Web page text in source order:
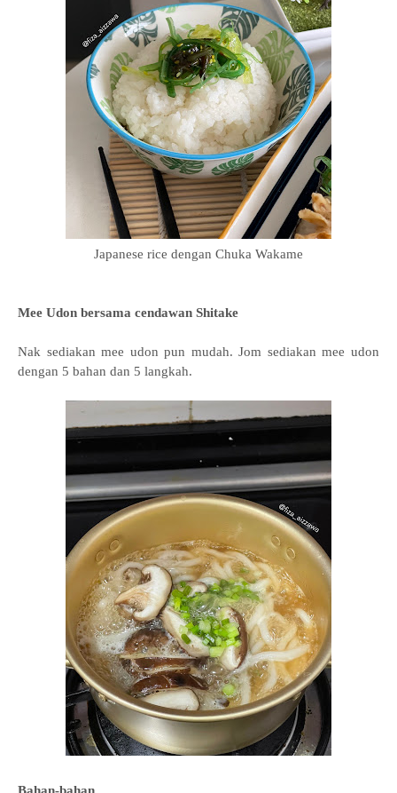
Japanese rice dengan Chuka Wakame
Mee Udon bersama cendawan Shitake
Nak sediakan mee udon pun mudah. Jom sediakan mee udon
dengan 5 bahan dan 5 langkah.